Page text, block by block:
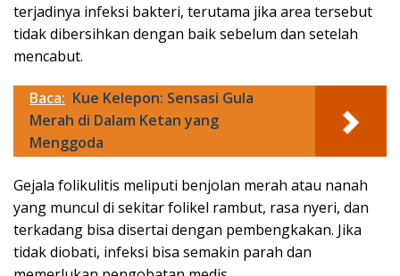
terjadinya infeksi bakteri, terutama jika area tersebut
tidak dibersihkan dengan baik sebelum dan setelah
mencabut.
Baca: Kue Kelepon: Sensasi Gula
Merah di Dalam Ketan yang
Menggoda
Gejala folikulitis meliputi benjolan merah atau nanah
yang muncul di sekitar folikel rambut, rasa nyeri, dan
terkadang bisa disertai dengan pembengkakan. Jika
tidak diobati, infeksi bisa semakin parah dan